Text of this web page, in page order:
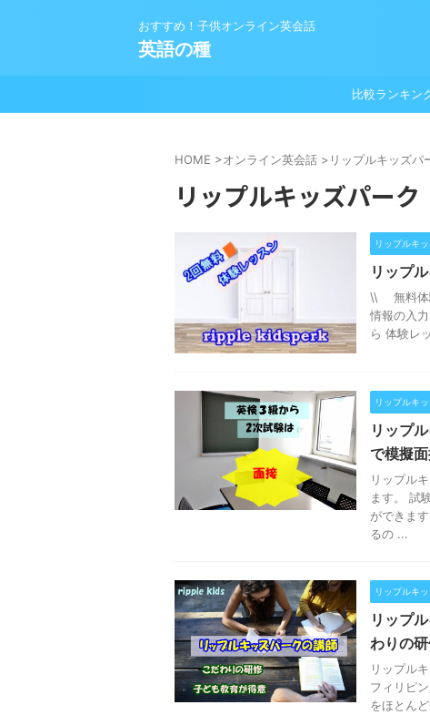
おすすめ！子供オンライン英会話
英語の種
比較ランキン
HOME >オンライン英会話 > リップルキッズパ
リップルキッズパーク
リップルキ
リップ
\\ 無料体
情報の入
ら 体験レ
リップルキ
リップ
で模擬面
リップル
ます。 試
ができま
るの ...
リップルキ
リップ
わりの研
リップル
フィリピ
をほとん